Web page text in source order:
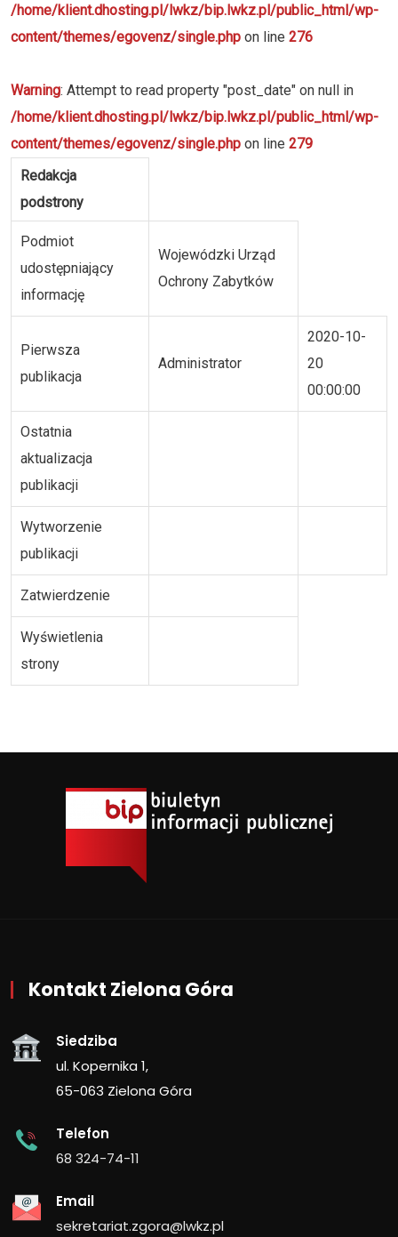
/home/klient.dhosting.pl/lwkz/bip.lwkz.pl/public_html/wp-
content/themes/egovenz/single.php on line 276
Warning: Attempt to read property "post_date" on null in
/home/klient.dhosting.pl/lwkz/bip.lwkz.pl/public_html/wp-
content/themes/egovenz/single.php on line 279
Redakcja
podstrony
Podmiot
udostępniający
informację
Wojewódzki Urząd
Ochrony Zabytków
Pierwsza
publikacja
Administrator
2020-10-
20
00:00:00
Ostatnia
aktualizacja
publikacji
Wytworzenie
publikacji
Zatwierdzenie
Wyświetlenia
strony
Kontakt Zielona Góra
Siedziba
ul. Kopernika 1,
65-063 Zielona Góra
Telefon
68 324-74-11
Email
sekretariat.zgora@lwkz.pl